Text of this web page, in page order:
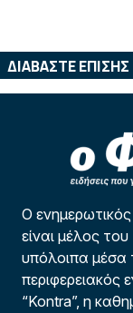
ΔΙΑΒΑΣΤΕ ΕΠΙΣΗΣ
Ο
είναι μέλος
υπόλοιπα μέσα
περιφερειακός
“Kontra”, η